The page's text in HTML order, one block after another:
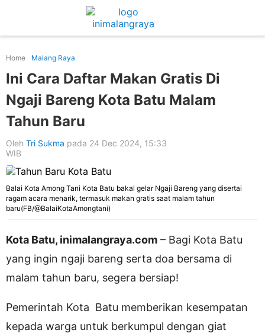
Home Malang Raya
Ini Cara Daftar Makan Gratis Di
Ngaji Bareng Kota Batu Malam
Tahun Baru
Oleh Tri Sukma pada 24 Dec 2024, 15:33
WIB
Balai Kota Among Tani Kota Batu bakal gelar Ngaji Bareng yang disertai
ragam acara menarik, termasuk makan gratis saat malam tahun
baru(FB/@BalaiKotaAmongtani)
Kota Batu, inimalangraya.com – Bagi Kota Batu
yang ingin ngaji bareng serta doa bersama di
malam tahun baru, segera bersiap!
Pemerintah Kota Batu memberikan kesempatan
kepada warga untuk berkumpul dengan giat